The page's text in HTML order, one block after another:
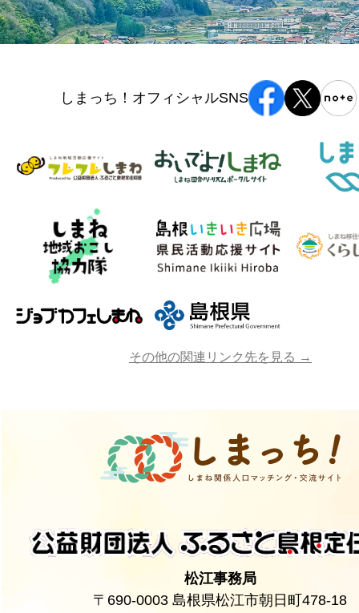
しまっち！オフィシャルSNS
その他の関連リンク先を見る →
松江事務局
〒690-0003 島根県松江市朝日町478-18